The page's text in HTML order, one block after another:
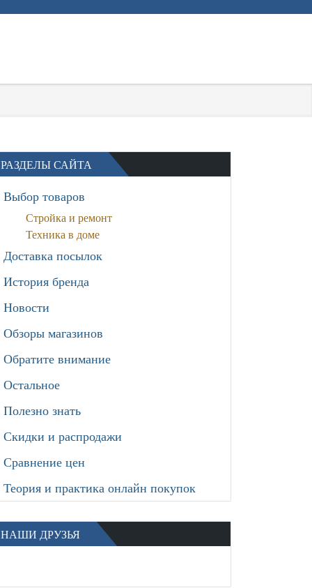
РАЗДЕЛЫ САЙТА
Выбор товаров
Стройка и ремонт
Техника в доме
Доставка посылок
История бренда
Новости
Обзоры магазинов
Обратите внимание
Остальное
Полезно знать
Скидки и распродажи
Сравнение цен
Теория и практика онлайн покупок
НАШИ ДРУЗЬЯ